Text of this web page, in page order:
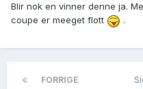
Blir nok en vinner denne ja.
coupe er meeget flott
.
FORRIGE